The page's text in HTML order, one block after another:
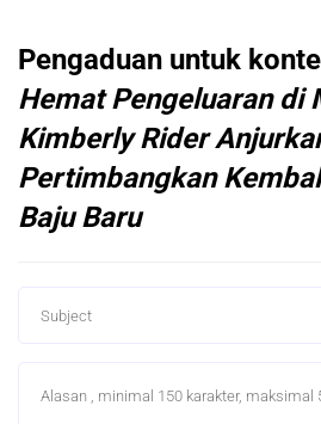
Pengaduan untuk
Hemat Pengeluaran di
Kimberly Rider
Pertimbangkan
Baju Baru